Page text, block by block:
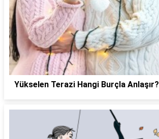
Yükselen Terazi Hangi Burçla Anlaşır?